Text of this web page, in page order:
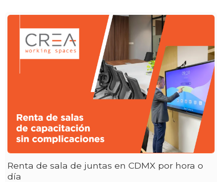
Renta de sala de juntas en CDMX por hora o
día